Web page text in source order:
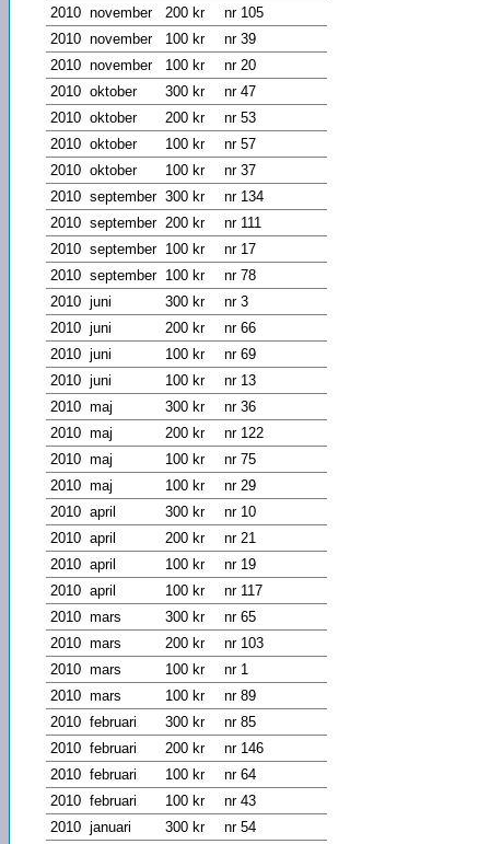
2010 november 200 kr
nr 105
2010 november 100 kr
nr 39
2010 november 100 kr
nr 20
2010 oktober 300 kr
nr 47
2010 oktober 200 kr
nr 53
2010 oktober 100 kr
nr 57
2010 oktober 100 kr
nr 37
2010 september 300 kr
nr 134
2010 september 200 kr
nr 111
2010 september 100 kr
nr 17
2010 september 100 kr
nr 78
2010 juni 300 kr
nr 3
2010 juni 200 kr
nr 66
2010 juni 100 kr
nr 69
2010 juni 100 kr
nr 13
2010 maj 300 kr
nr 36
2010 maj 200 kr
nr 122
2010 maj 100 kr
nr 75
2010 maj 100 kr
nr 29
2010 april 300 kr
nr 10
2010 april 200 kr
nr 21
2010 april 100 kr
nr 19
2010 april 100 kr
nr 117
2010 mars 300 kr
nr 65
2010 mars 200 kr
nr 103
2010 mars 100 kr
nr 1
2010 mars 100 kr
nr 89
2010 februari 300 kr
nr 85
2010 februari 200 kr
nr 146
2010 februari 100 kr
nr 64
2010 februari 100 kr
nr 43
2010 januari 300 kr nr 54